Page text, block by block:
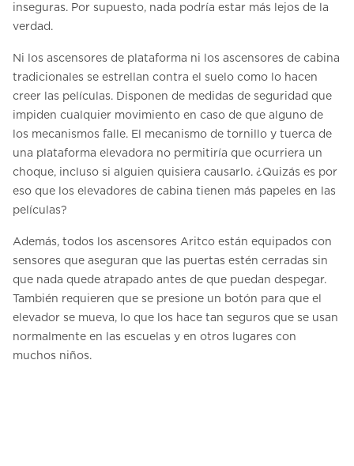
inseguras. Por supuesto, nada podría estar más lejos de la
verdad.
Ni los ascensores de plataforma ni los ascensores de cabina
tradicionales se estrellan contra el suelo como lo hacen
creer las películas. Disponen de medidas de seguridad que
impiden cualquier movimiento en caso de que alguno de
los mecanismos falle. El mecanismo de tornillo y tuerca de
una plataforma elevadora no permitiría que ocurriera un
choque, incluso si alguien quisiera causarlo. ¿Quizás es por
eso que los elevadores de cabina tienen más papeles en las
películas?
Además, todos los ascensores Aritco están equipados con
sensores que aseguran que las puertas estén cerradas sin
que nada quede atrapado antes de que puedan despegar.
También requieren que se presione un botón para que el
elevador se mueva, lo que los hace tan seguros que se usan
normalmente en las escuelas y en otros lugares con
muchos niños.